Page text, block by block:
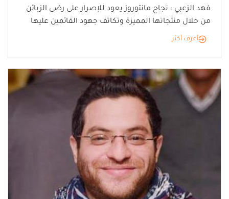
فهد الزعبي : نجاح مانتوروز يعود للإصرار على رضى الزبائن
من خلال منتجاتها المميزة وتكاتف جهود القائمين عليها
أعرف أكثر